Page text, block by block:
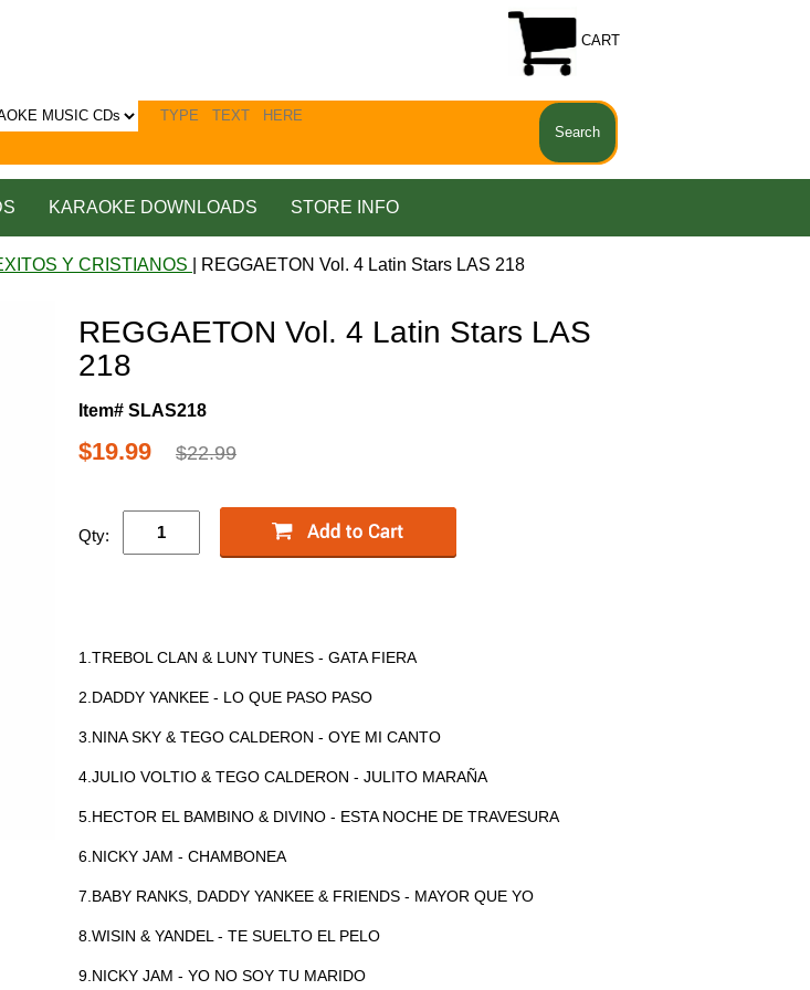
CART
KARAOKE DOWNLOADS STORE INFO
Y CRISTIANOS | REGGAETON Vol. 4 Latin Stars LAS 218
REGGAETON Vol. 4 Latin Stars LAS
218
Item# SLAS218
$19.99 $22.99
Qty:
1.TREBOL CLAN & LUNY TUNES - GATA FIERA
2.DADDY YANKEE - LO QUE PASO PASO
3.NINA SKY & TEGO CALDERON - OYE MI CANTO
4.JULIO VOLTIO & TEGO CALDERON - JULITO MARAÑA
5.HECTOR EL BAMBINO & DIVINO - ESTA NOCHE DE TRAVESURA
6.NICKY JAM - CHAMBONEA
7.BABY RANKS, DADDY YANKEE & FRIENDS - MAYOR QUE YO
8.WISIN & YANDEL - TE SUELTO EL PELO
9.NICKY JAM - YO NO SOY TU MARIDO